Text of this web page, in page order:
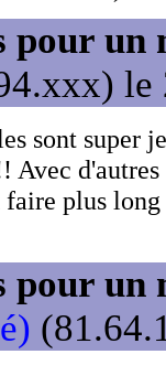
pour
le
sont super
Avec
plus long
pour